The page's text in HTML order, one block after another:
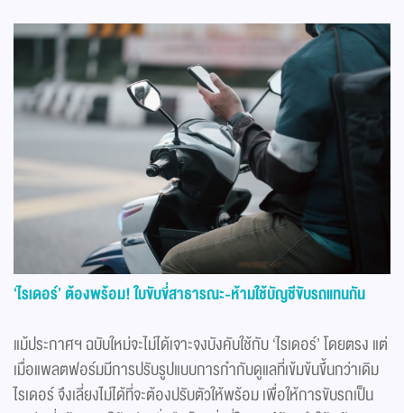
‘ไรเดอร์’ ต้องพร้อม! ใบขับขี่สาธารณะ-ห้ามใช้บัญชีขับรถแทนกัน
แม้ประกาศฯ ฉบับใหม่จะไม่ได้เจาะจงบังคับใช้กับ ‘ไรเดอร์’ โดยตรง แต่
เมื่อแพลตฟอร์มมีการปรับรูปแบบการกำกับดูแลที่เข้มข้นขึ้นกว่าเดิม
ไรเดอร์ จึงเลี่ยงไม่ได้ที่จะต้องปรับตัวให้พร้อม เพื่อให้การขับรถเป็น